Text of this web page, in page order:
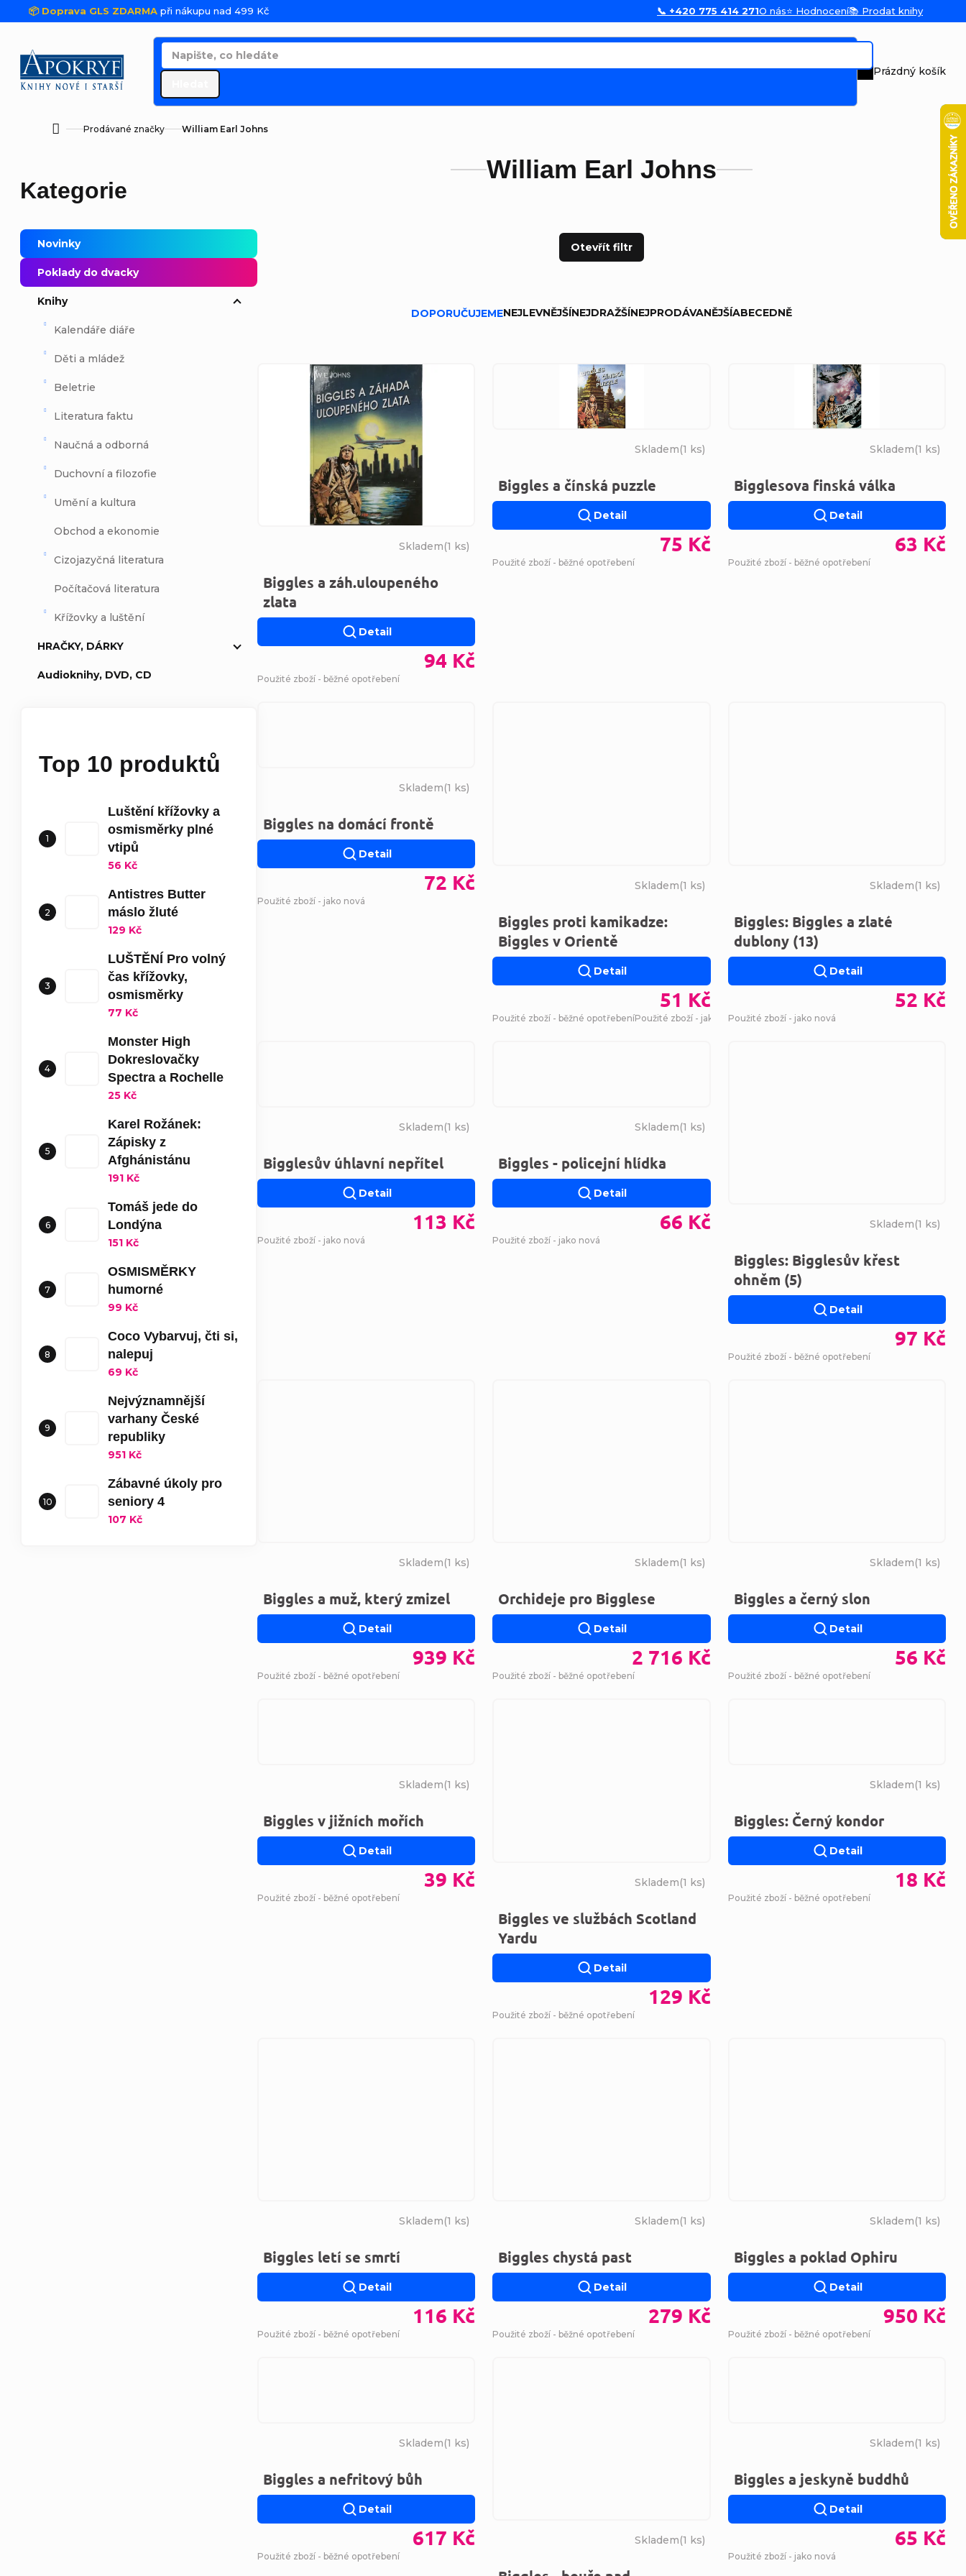
Přejít na obsah
📦 Doprava GLS ZDARMA při nákupu nad 499 Kč 📞 +420 775 414 271O nás⭐ Hodnocení📚 Prodat knihy
Nákupní
Prázdný košík
DomůProdávané značky William Earl Johns
Přeskočit kategorie
Kategorie
Novinky
Poklady do dvacky
Knihy
Kalendáře diáře
Děti a mládež
Beletrie
Literatura faktu
Naučná a odborná
Duchovní a filozofie
Umění a kultura
Obchod a ekonomie
Cizojazyčná literatura
Počítačová literatura
Křížovky a luštění
HRAČKY, DÁRKY
Audioknihy, DVD, CD
Top 10 produktů
Luštění křížovky a
osmisměrky plné
vtipů
56 Kč
Antistres Butter
máslo žluté
129 Kč
LUŠTĚNÍ Pro volný
čas křížovky,
osmisměrky
77 Kč
Monster High
Dokreslovačky
Spectra a Rochelle
25 Kč
Karel Rožánek:
Zápisky z
Afghánistánu
191 Kč
Tomáš jede do
Londýna
151 Kč
OSMISMĚRKY
humorné
99 Kč
Coco Vybarvuj, čti si,
nalepuj
69 Kč
Nejvýznamnější
varhany České
republiky
951 Kč
Zábavné úkoly pro
seniory 4
107 Kč
William Earl Johns
Otevřít filtr
Řazení produktů
DOPORUČUJEMENEJLEVNĚJŠÍNEJDRAŽŠÍNEJPRODÁVANĚJŠÍABECEDNĚ
Výpis produktů
Biggles a záh.uloupeného
zlata
Skladem(1 ks)
94 Kč
Detail
Použité zboží - běžné opotřebení
Biggles a čínská puzzle
Skladem(1 ks)
75 Kč
Detail
Použité zboží - běžné opotřebení
Bigglesova finská válka
Skladem(1 ks)
63 Kč
Detail
Použité zboží - běžné opotřebení
Biggles na domácí frontě
Skladem(1 ks)
72 Kč
Detail
Použité zboží - jako nová
Biggles proti kamikadze:
Biggles v Orientě
Skladem(1 ks)
51 Kč
Detail
Použité zboží - běžné opotřebeníPoužité zboží - jako nová
Biggles: Biggles a zlaté
dublony (13)
Skladem(1 ks)
52 Kč
Detail
Použité zboží - jako nová
Bigglesův úhlavní nepřítel
Skladem(1 ks)
113 Kč
Detail
Použité zboží - jako nová
Biggles - policejní hlídka
Skladem(1 ks)
66 Kč
Detail
Použité zboží - jako nová
Biggles: Bigglesův křest
ohněm (5)
Skladem(1 ks)
97 Kč
Detail
Použité zboží - běžné opotřebení
Biggles a muž, který zmizel
Skladem(1 ks)
939 Kč
Detail
Použité zboží - běžné opotřebení
Orchideje pro Bigglese
Skladem(1 ks)
2 716 Kč
Detail
Použité zboží - běžné opotřebení
Biggles a černý slon
Skladem(1 ks)
56 Kč
Detail
Použité zboží - běžné opotřebení
Biggles v jižních mořích
Skladem(1 ks)
39 Kč
Detail
Použité zboží - běžné opotřebení
Biggles ve službách Scotland
Yardu
Skladem(1 ks)
129 Kč
Detail
Použité zboží - běžné opotřebení
Biggles: Černý kondor
Skladem(1 ks)
18 Kč
Detail
Použité zboží - běžné opotřebení
Biggles letí se smrtí
Skladem(1 ks)
116 Kč
Detail
Použité zboží - běžné opotřebení
Biggles chystá past
Skladem(1 ks)
279 Kč
Detail
Použité zboží - běžné opotřebení
Biggles a poklad Ophiru
Skladem(1 ks)
950 Kč
Detail
Použité zboží - běžné opotřebení
Biggles a nefritový bůh
Skladem(1 ks)
617 Kč
Detail
Použité zboží - běžné opotřebení
Skladem(1 ks)
Biggles a jeskyně buddhů
Skladem(1 ks)
65 Kč
Detail
Použité zboží - jako nová